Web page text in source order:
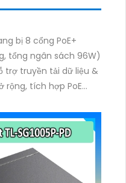
bị 8 cổng PoE+
tổng ngân sách 96W)
trợ truyền tải dữ liệu &
rộng, tích hợp PoE
& Play.